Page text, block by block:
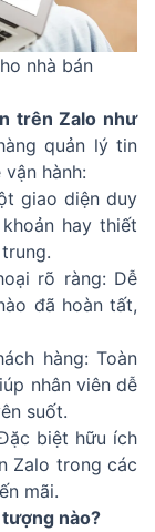
nhà bán
trên Zalo như
quản lý tin
hành:
giao diện duy
hay thiết
rõ ràng: Dễ
đã hoàn tất,
hàng: Toàn
nhân viên dễ
suốt.
biệt hữu ích
Zalo trong các
mãi.
nào?